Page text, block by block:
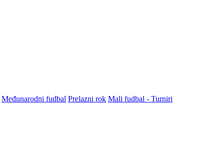
Međunarodni fudbal Prelazni rok Mali fudbal - Turniri